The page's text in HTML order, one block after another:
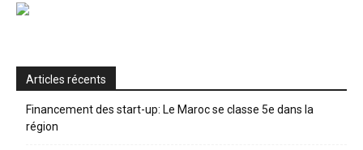
Articles récents
Financement des start-up: Le Maroc se classe 5e dans la
région